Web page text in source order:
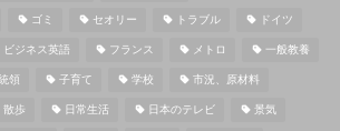
ゴミ セオリー トラブル ドイツ
ビジネス英語 フランス メトロ 一般教養
領 子育て 学校 市況、原材料
散歩 日常生活 日本のテレビ 景気